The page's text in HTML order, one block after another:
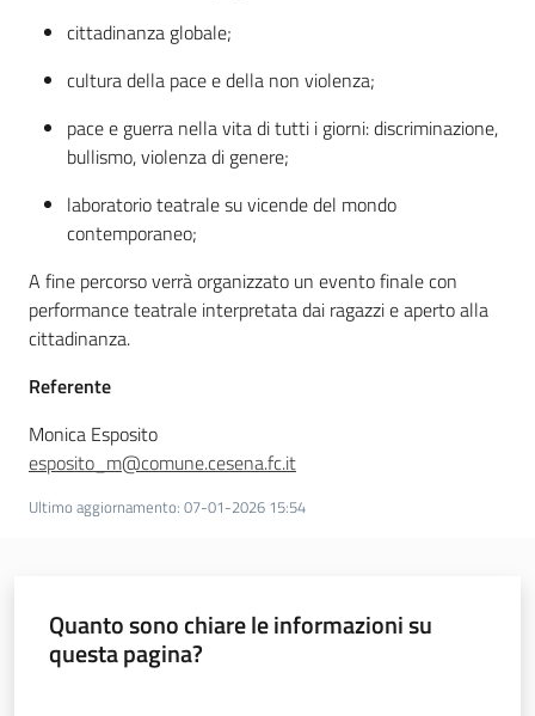
cittadinanza globale;
cultura della pace e della non violenza;
pace e guerra nella vita di tutti i giorni: discriminazione,
bullismo, violenza di genere;
laboratorio teatrale su vicende del mondo
contemporaneo;
A fine percorso verrà organizzato un evento finale con
performance teatrale interpretata dai ragazzi e aperto alla
cittadinanza.
Referente
Monica Esposito
esposito_m@comune.cesena.fc.it
Ultimo aggiornamento: 07-01-2026 15:54
Quanto sono chiare le informazioni su
questa pagina?